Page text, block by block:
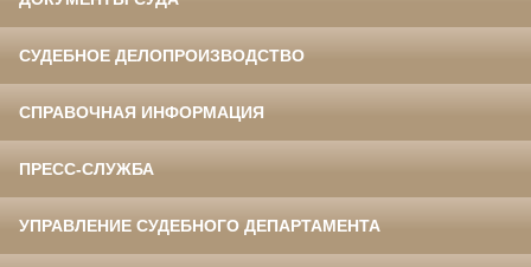
СУДЕБНОЕ ДЕЛОПРОИЗВОДСТВО
СПРАВОЧНАЯ ИНФОРМАЦИЯ
ПРЕСС-СЛУЖБА
УПРАВЛЕНИЕ СУДЕБНОГО ДЕПАРТАМЕНТА